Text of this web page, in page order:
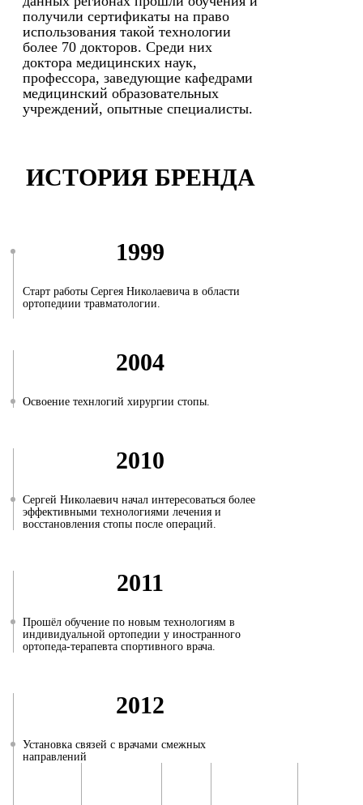
получили сертификаты на право
использования такой технологии
более 70 докторов. Среди них
доктора медицинских наук,
профессора, заведующие кафедрами
медицинский образовательных
учреждений, опытные специалисты.
ИСТОРИЯ БРЕНДА
1999
Старт работы Сергея Николаевича в области
ортопедиии травматологии.
2004
Освоение технлогий хирургии стопы.
2010
Сергей Николаевич начал интересоваться более
эффективными технологиями лечения и
восстановления стопы после операций.
2011
Прошёл обучение по новым технологиям в
индивидуальной ортопедии у иностранного
ортопеда-терапевта спортивного врача.
2012
Установка связей с врачами смежных
направлений